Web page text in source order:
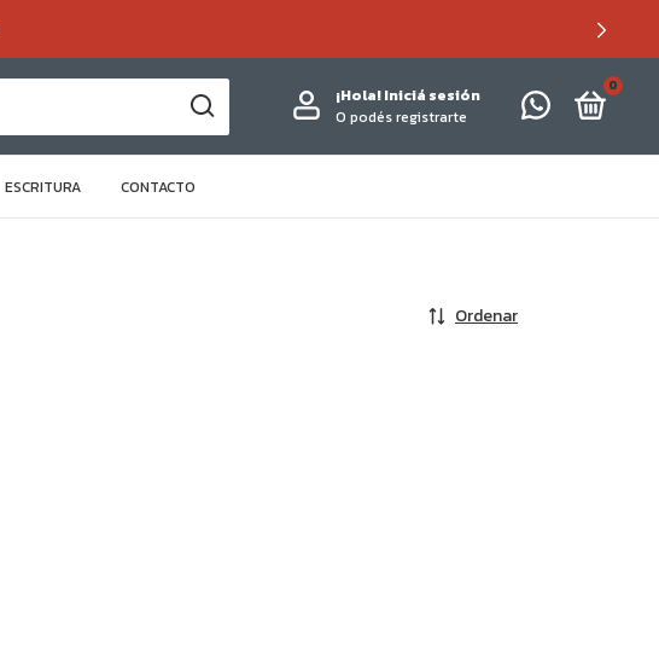
¡Hola!Iniciá sesión
O podés registrarte
0
ESCRITURA CONTACTO
Ordenar